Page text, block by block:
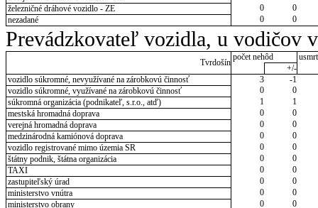
železničné dráhové vozidlo - ZE
0
0
nezadané
0 0
Prevádzkovateľ vozidla, u vodičov
Tvrdošín
počet nehôd
+/-
vozidlo súkromné, nevyužívané na zárobkovú činnosť
3
-1
vozidlo súkromné, využívané na zárobkovú činnosť
0
0
súkromná organizácia (podnikateľ, s.r.o., atď)
1
1
mestská hromadná doprava
0
0
verejná hromadná doprava
0
0
medzinárodná kamiónová doprava
0
0
vozidlo registrované mimo územia SR
0
0
štátny podnik, štátna organizácia
0
0
TAXI
0
0
zastupiteľský úrad
0
0
ministerstvo vnútra
0
0
ministerstvo obrany
0
0